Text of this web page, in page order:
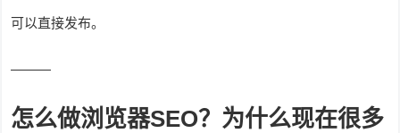
可以直接发布。
———
怎么做浏览器SEO？为什么现在很多